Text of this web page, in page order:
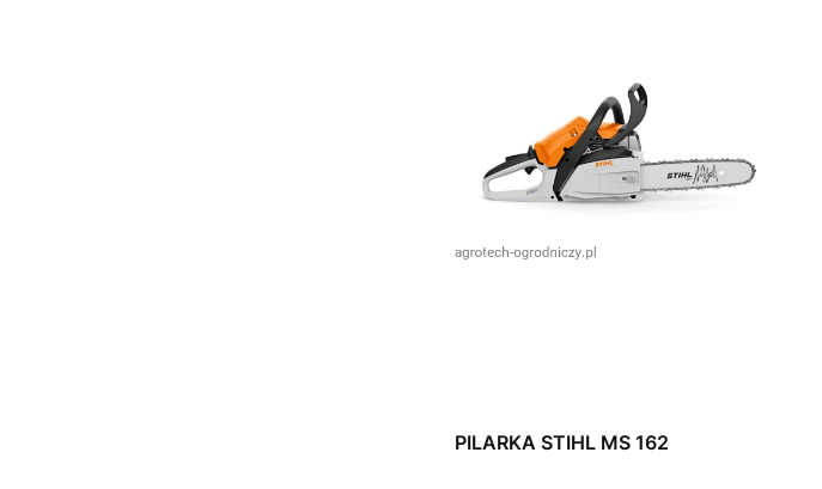
PILARKA STIHL MS 162